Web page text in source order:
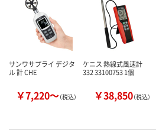
サンワサプライ デジタ
ル 計 CHE
￥7,220～（税込）
ケニス 熱線式風速計
332 33100753 1個
￥38,850（税込）